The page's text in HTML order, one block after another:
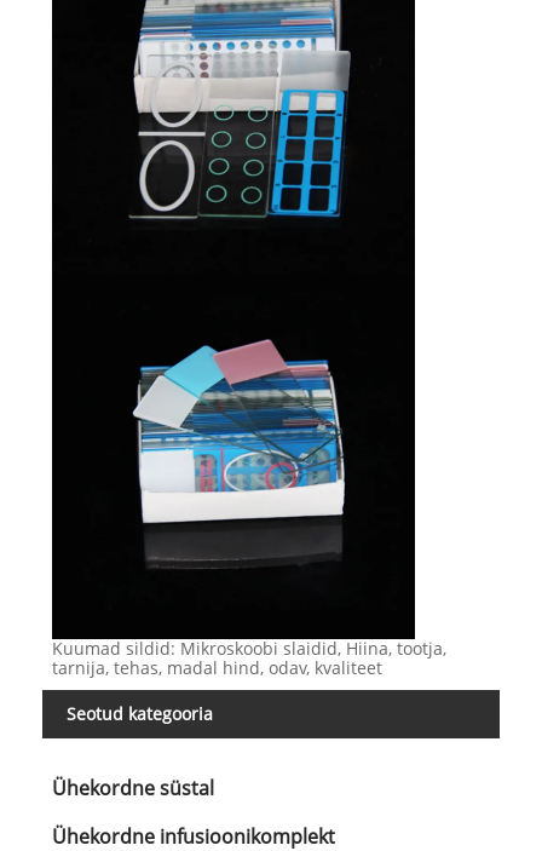
Kuumad sildid: Mikroskoobi slaidid, Hiina, tootja,
tarnija, tehas, madal hind, odav, kvaliteet
Seotud kategooria
Ühekordne süstal
Ühekordne infusioonikomplekt